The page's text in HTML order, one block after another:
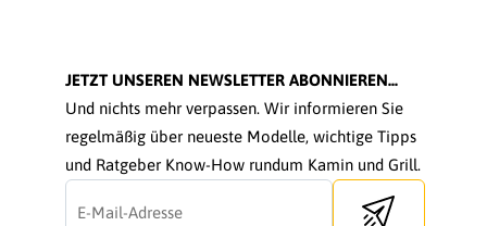
JETZT UNSEREN NEWSLETTER ABONNIEREN...
Und nichts mehr verpassen. Wir informieren Sie
regelmäßig über neueste Modelle, wichtige Tipps
und Ratgeber Know-How rundum Kamin und Grill.
Send newsletter